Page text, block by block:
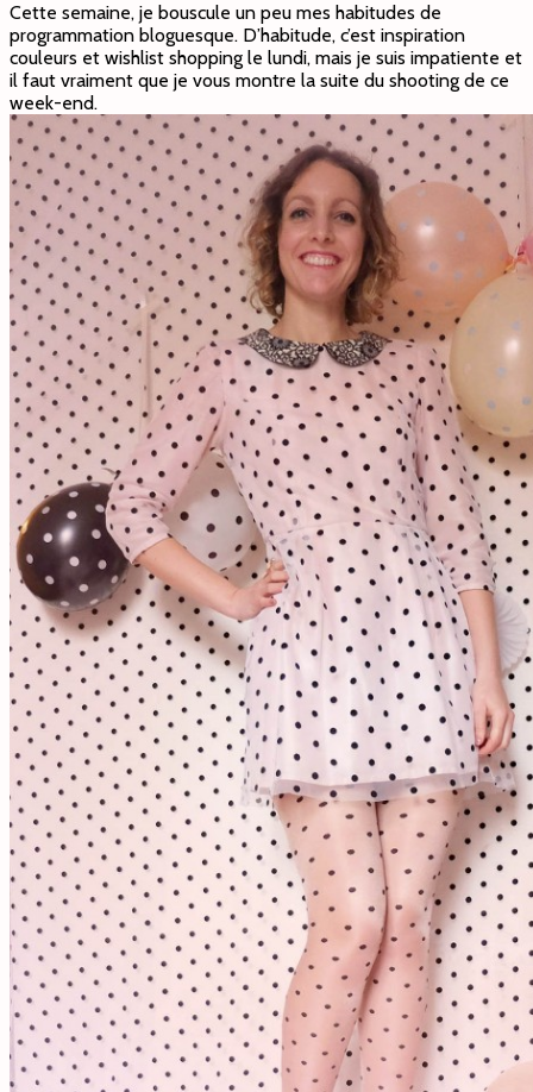
Cette semaine, je bouscule un peu mes habitudes de
programmation bloguesque. D’habitude, c’est inspiration
couleurs et wishlist shopping le lundi, mais je suis impatiente et
il faut vraiment que je vous montre la suite du shooting de ce
week-end.